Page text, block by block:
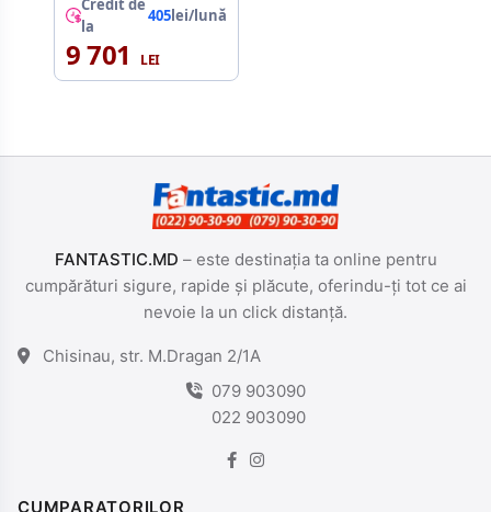
Credit de
la
405lei/lună
9 701
FANTASTIC.MD – este destinația ta online pentru
cumpărături sigure, rapide și plăcute, oferindu-ți tot ce ai
nevoie la un click distanță.
Chisinau, str. M.Dragan 2/1A
079 903090
022 903090
CUMPARATORILOR